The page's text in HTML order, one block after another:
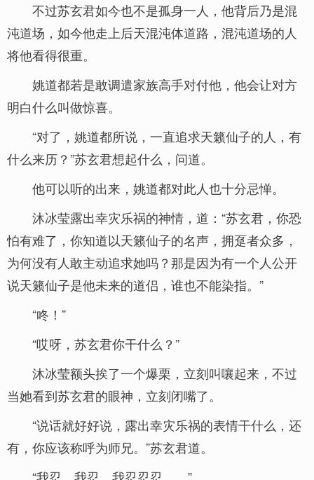
不过苏玄君如今也不是孤身一人，他背后乃是混
沌道场，如今他走上后天混沌体道路，混沌道场的人
将他看得很重。
姚道都若是敢调遣家族高手对付他，他会让对方
明白什么叫做惊喜。
“对了，姚道都所说，一直追求天籁仙子的人，有
什么来历？”苏玄君想起什么，问道。
他可以听的出来，姚道都对此人也十分忌惮。
沐冰莹露出幸灾乐祸的神情，道：“苏玄君，你恐
怕有难了，你知道以天籁仙子的名声，拥趸者众多，
为何没有人敢主动追求她吗？那是因为有一个人公开
说天籁仙子是他未来的道侣，谁也不能染指。”
“咚！”
“哎呀，苏玄君你干什么？”
沐冰莹额头挨了一个爆栗，立刻叫嚷起来，不过
当她看到苏玄君的眼神，立刻闭嘴了。
“说话就好好说，露出幸灾乐祸的表情干什么，还
有，你应该称呼为师兄。”苏玄君道。